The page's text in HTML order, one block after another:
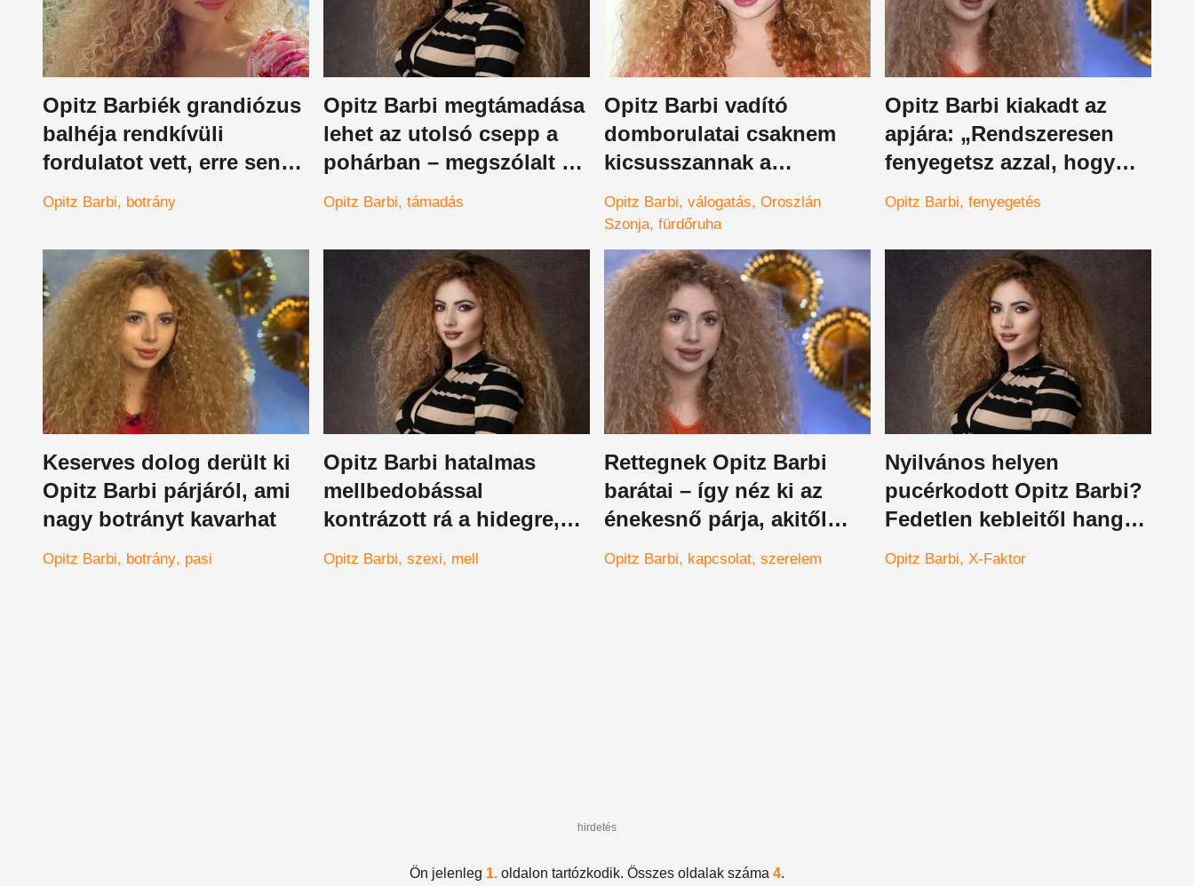
Opitz Barbiék grandiózus
balhéja rendkívüli
fordulatot vett, erre senki
sem számított
Opitz Barbi botrány
Opitz Barbi megtámadása
lehet az utolsó csepp a
pohárban – megszólalt az
egyik ismerőse mit
kellene tennie
Opitz Barbi támadás
Opitz Barbi vadító
domborulatai csaknem
kicsusszannak a
fürdőruhából, de
Oroszlán Szonja
dekoltázsa is meg tud
babonázni mindenkit –
válogatás
Opitz Barbi válogatás Oroszlán
Szonja fürdőruha
Opitz Barbi kiakadt az
apjára: „Rendszeresen
fenyegetsz azzal, hogy
megölsz engem”
Opitz Barbi fenyegetés
Keserves dolog derült ki
Opitz Barbi párjáról, ami
nagy botrányt kavarhat
Opitz Barbi botrány pasi
Opitz Barbi hatalmas
mellbedobással
kontrázott rá a hidegre,
alulöltözve forrósította fel
a hangulatot
Opitz Barbi szexi mell
Rettegnek Opitz Barbi
barátai – így néz ki az
énekesnő párja, akitől
nagyon féltik a hírességet
Opitz Barbi kapcsolat szerelem
Nyilvános helyen
pucérkodott Opitz Barbi?
Fedetlen kebleitől hangos
a magyar média
Opitz Barbi X-Faktor
hirdetés
Ön jelenleg 1. oldalon tartózkodik. Összes oldalak száma 4.